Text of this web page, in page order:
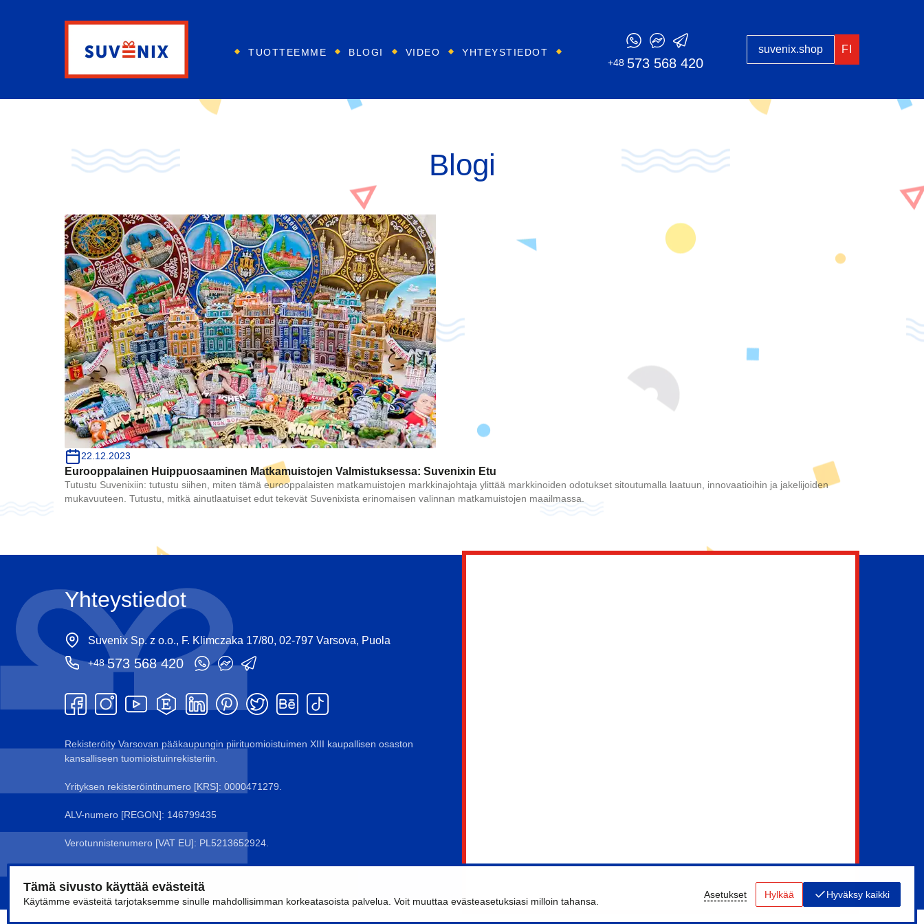
TUOTTEEMME BLOGI VIDEO YHTEYSTIEDOT
+48 573 568 420
suvenix.shop FI
Blogi
22.12.2023
Eurooppalainen Huippuosaaminen Matkamuistojen Valmistuksessa: Suvenixin Etu
Tutustu Suvenixiin: tutustu siihen, miten tämä eurooppalaisten matkamuistojen markkinajohtaja ylittää markkinoiden odotukset sitoutumalla laatuun, innovaatioihin ja jakelijoiden
mukavuuteen. Tutustu, mitkä ainutlaatuiset edut tekevät Suvenixista erinomaisen valinnan matkamuistojen maailmassa.
Yhteystiedot
Suvenix Sp. z o.o., F. Klimczaka 17/80, 02-797 Varsova, Puola
+48 573 568 420
Rekisteröity Varsovan pääkaupungin piirituomioistuimen XIII kaupallisen osaston
kansalliseen tuomioistuinrekisteriin.
Yrityksen rekisteröintinumero [KRS]: 0000471279.
ALV-numero [REGON]: 146799435
Verotunnistenumero [VAT EU]: PL5213652924.
Tämä sivusto käyttää evästeitä
Käytämme evästeitä tarjotaksemme sinulle mahdollisimman korkeatasoista palvelua. Voit muuttaa evästeasetuksiasi milloin tahansa.
Asetukset Hylkää Hyväksy kaikki
Pyydä takaisinsoittoa
Nimi
Puhelin
Lähetä
Pyydä tarjous nyt!